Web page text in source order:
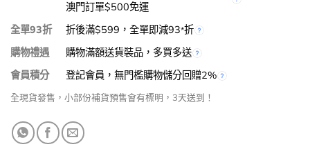
澳門訂單$500免運
全單93折
折後滿$599，全單即減93*折
購物禮遇
購物滿額送貨裝品，多買多送
會員積分
登記會員，無門檻購物儲分回贈2%
全現貨發售，小部份補貨預售會有標明，3天送到！